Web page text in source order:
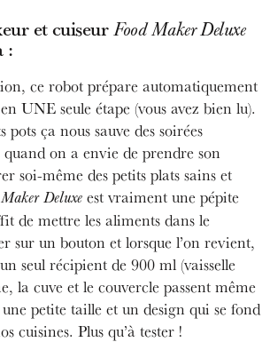
et cuiseurFood Maker Deluxe
:
ce robot prépare automatiquement
UNE seule étape (vous avez bien lu).
ça nous sauve des soirées
on a envie de prendre son
soi-même des petits plats sains et
Deluxe est vraiment une pépite
de mettre les aliments dans le
sur un bouton et lorsque l’on revient,
seul récipient de 900 ml (vaisselle
la cuve et le couvercle passent même
une petite taille et un design qui se fond
cuisines. Plus qu’à tester !